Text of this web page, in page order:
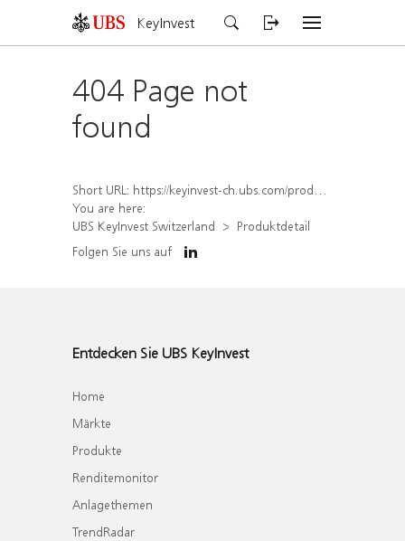
KeyInvest
404 Page not
found
Short URL: https://keyinvest-ch.ubs.com/produkt/detail/index/isin/CH1581945230
You are here:
UBS KeyInvest Switzerland
Produktdetail
Folgen Sie uns auf
Entdecken Sie UBS KeyInvest
Home
Märkte
Produkte
Renditemonitor
Anlagethemen
TrendRadar